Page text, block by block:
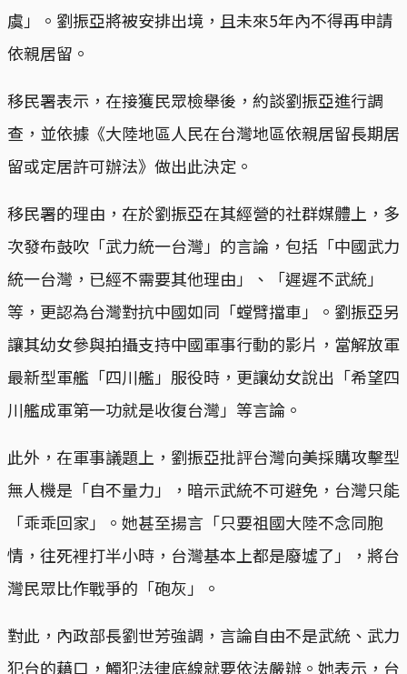
虞」。劉振亞將被安排出境，且未來5年內不得再申請
依親居留。
移民署表示，在接獲民眾檢舉後，約談劉振亞進行調
查，並依據《大陸地區人民在台灣地區依親居留長期居
留或定居許可辦法》做出此決定。
移民署的理由，在於劉振亞在其經營的社群媒體上，多
次發布鼓吹「武力統一台灣」的言論，包括「中國武力
統一台灣，已經不需要其他理由」、「遲遲不武統」
等，更認為台灣對抗中國如同「螳臂擋車」。劉振亞另
讓其幼女參與拍攝支持中國軍事行動的影片，當解放軍
最新型軍艦「四川艦」服役時，更讓幼女說出「希望四
川艦成軍第一功就是收復台灣」等言論。
此外，在軍事議題上，劉振亞批評台灣向美採購攻擊型
無人機是「自不量力」，暗示武統不可避免，台灣只能
「乖乖回家」。她甚至揚言「只要祖國大陸不念同胞
情，往死裡打半小時，台灣基本上都是廢墟了」，將台
灣民眾比作戰爭的「砲灰」。
對此，內政部長劉世芳強調，言論自由不是武統、武力
犯台的藉口，觸犯法律底線就要依法嚴辦。她表示，台